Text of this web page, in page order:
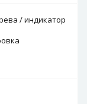
/ индикатор